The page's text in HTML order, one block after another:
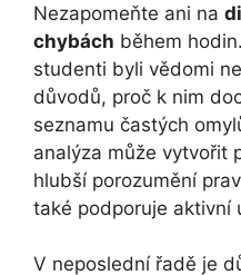
Nezapomeňte ani na
chybách během
studenti byli vědomi
důvodů, proč k nim
seznamu častých
analýza může vytvořit
hlubší porozumění
také podporuje aktivní
V neposlední řadě je